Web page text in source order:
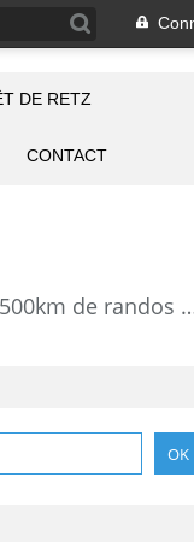
la Forêt de Retz vue autrement: description de mes randonnées en forêt de Retz. Environ 1500km de randos et 25000 photos pour montrer cette forêt magnifique et ses particularités: les lieux
DE RETZ
CONTACT